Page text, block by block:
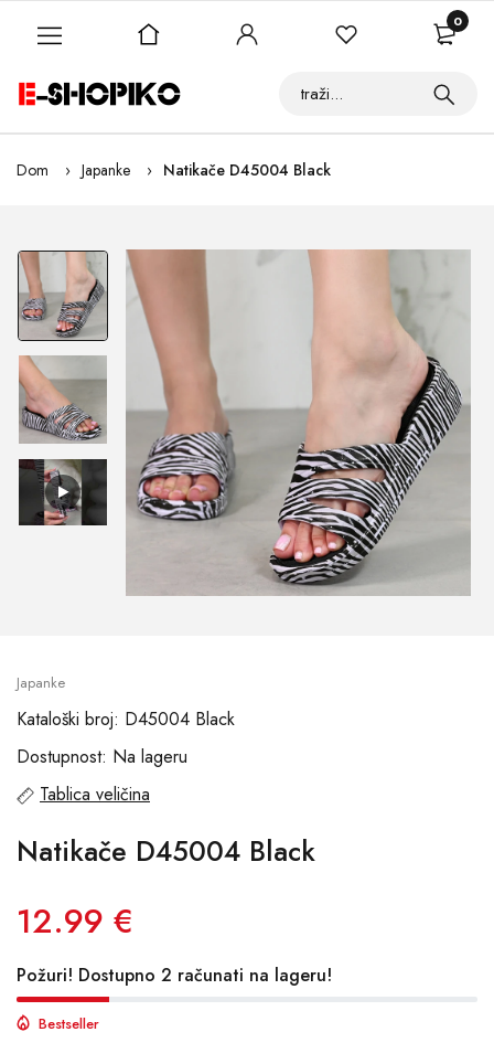
Dom Japanke Natikače D45004 Black
Japanke
Kataloški broj: D45004 Black
Dostupnost: Na lageru
Tablica veličina
Natikače D45004 Black
12.99 €
Požuri! Dostupno 2 računati na lageru!
Bestseller
0